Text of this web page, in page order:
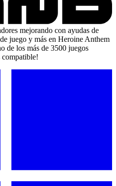
mejorando con ayudas de
juego y más en Heroine Anthem
de los más de 3500 juegos
compatible!